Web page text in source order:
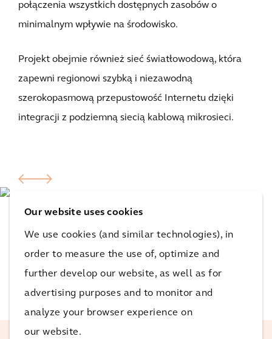
Our website uses cookies
We use cookies (and similar technologies), in
order to measure the use of, optimize and
further develop our website, as well as for
advertising purposes and to monitor and
analyze your browser experience on
our website.
połączenia wszystkich dostępnych zasobów o
minimalnym wpływie na środowisko.
Projekt obejmie również sieć światłowodową, która
zapewni regionowi szybką i niezawodną
szerokopasmową przepustowość Internetu dzięki
integracji z podziemną siecią kablową mikrosieci.